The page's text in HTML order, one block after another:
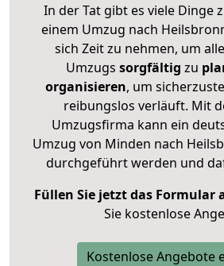
In der Tat gibt es viele Dinge
einem Umzug nach
sich Zeit zu nehmen, um
Umzugs sorgfältig zu
organisieren, um
reibungslos verläuft. Mit
Umzugsfirma kann ein
Umzug von Minden nach
durchgeführt werden und
Füllen Sie jetzt das Formular
Sie kostenlose
Kostenlose Angebote